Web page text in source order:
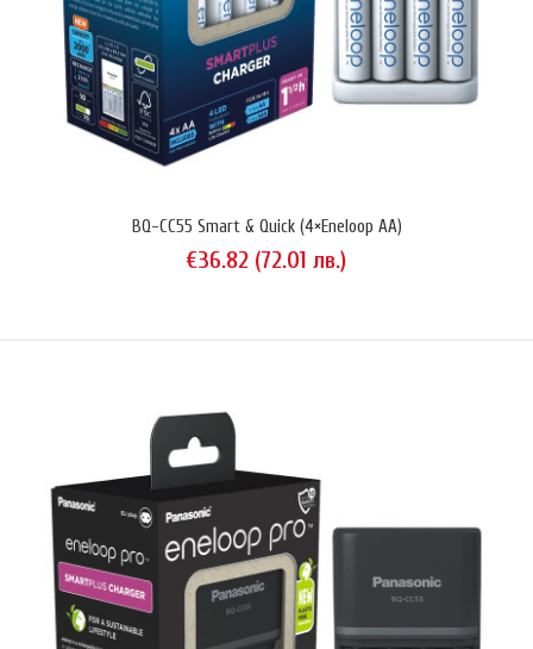
BQ-CC55 Smart & Quick (4×Eneloop AA)
Заряден комплект Panasonic BQ-CC55 Smart & Quick с 4 бр.
акумулатори Panasonic Eneloop размер AA (R6) с капацитет 2000
mAh (минимално гарантирани 1900 mAh). Устройството поддържа
AA и AAA акумулатори и може да зарежда между 1 и 4 батерии
едновременно в произволна комбинация. Допустимо е да се
поставят едновременно АА и ААА батерии. Скоростта на заряд зав..
BQ-CC55 Smart & Quick (4×Eneloop AA)
€36.82 (72.01 лв.)